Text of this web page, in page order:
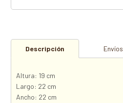
Descripción Envíos
Altura: 19 cm
Largo: 22 cm
Ancho: 22 cm